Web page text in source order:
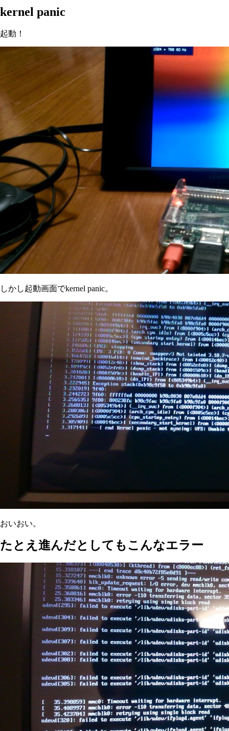
kernel panic
起動！
しかし起動画面でkernel panic。
おいおい。
たとえ進んだとしてもこんなエラー